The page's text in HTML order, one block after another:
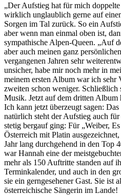
„Der Aufstieg hat für mich
wirklich unglaublich gerne auf
Sorgen im Tal zurück. So ein
aber wenn man einmal oben ist,
sympathische Alpen-Queen. „Auf
aber auch meinen ganz
vergangenen Jahren sehr
unsicher, habe mir noch mehr in
meinem ersten Album war ich sehr
zweiten schon weniger. Schließlich
Musik. Jetzt auf dem dritten Album
Ich kann jetzt überzeugt sagen:
natürlich steht der Aufstieg auch
stetig bergauf ging: Für „Weiber,
Österreich mit Platin
Jahr lang durchgehend in den Top
war Hannah eine der
mehr als 150 Auftritte standen auf
Terminkalender, und auch in den
sie ein gerngesehener Gast. Sie ist
österreichische Sängerin im Lande!